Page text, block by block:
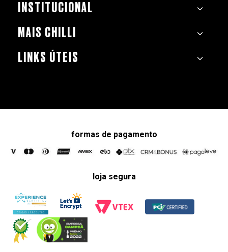
INSTITUCIONAL
MAIS CHILLI
LINKS ÚTEIS
formas de pagamento
loja segura